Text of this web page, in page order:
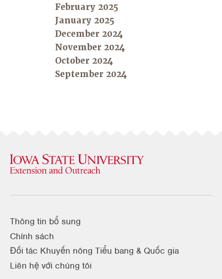
February 2025
January 2025
December 2024
November 2024
October 2024
September 2024
Thông tin bổ sung
Chính sách
Đối tác Khuyến nông Tiểu bang & Quốc gia
Liên hệ với chúng tôi